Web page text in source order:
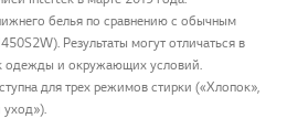
белья по сравнению с обычным
Результаты могут отличаться в
одежды и окружающих условий.
для трех режимов стирки («Хлопок»,